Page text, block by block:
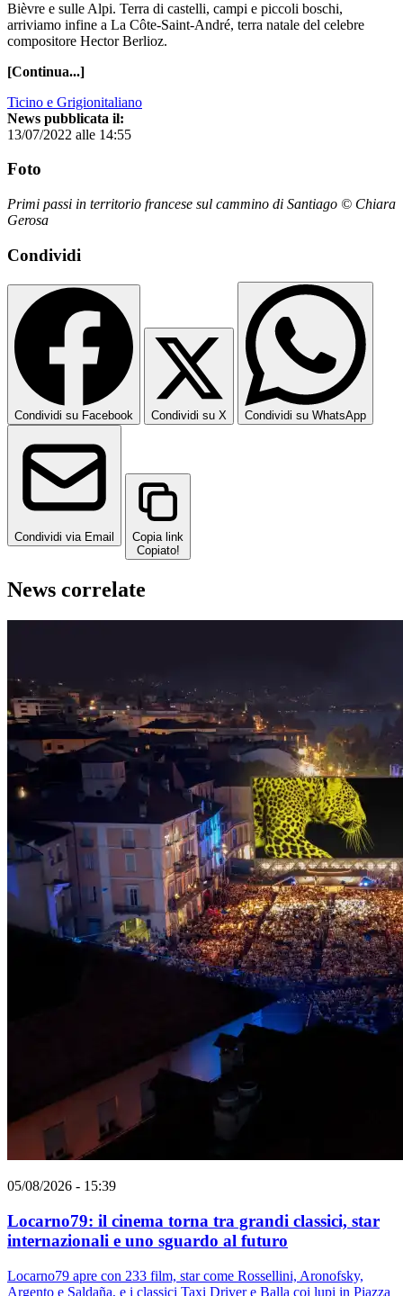
Bièvre e sulle Alpi. Terra di castelli, campi e piccoli boschi,
arriviamo infine a La Côte-Saint-André, terra natale del celebre
compositore Hector Berlioz.
[Continua...]
Ticino e Grigionitaliano
News pubblicata il:
13/07/2022 alle 14:55
Foto
Primi passi in territorio francese sul cammino di Santiago © Chiara
Gerosa
Condividi
Condividi su Facebook Condividi su X Condividi su WhatsApp
Condividi via Email
Copia link
Copiato!
News correlate
05/08/2026 - 15:39
Locarno79: il cinema torna tra grandi classici, star
internazionali e uno sguardo al futuro
Locarno79 apre con 233 film, star come Rossellini, Aronofsky,
Argento e Saldaña, e i classici Taxi Driver e Balla coi lupi in Piazza